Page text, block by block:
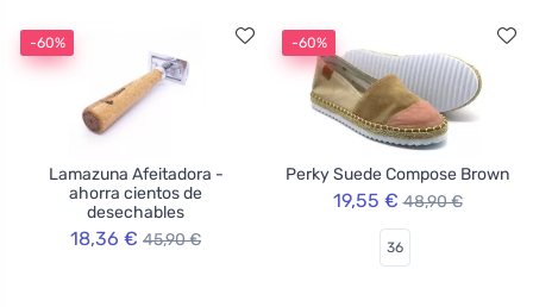
-60%
Lamazuna Afeitadora -
ahorra cientos de
desechables
18,36 € 45,90 €
-60%
Perky Suede Compose Brown
19,55 € 48,90 €
36